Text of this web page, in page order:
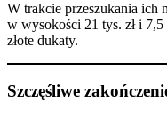
W trakcie przeszukania ich
w wysokości 21 tys. zł i
złote dukaty.
Szczęśliwe